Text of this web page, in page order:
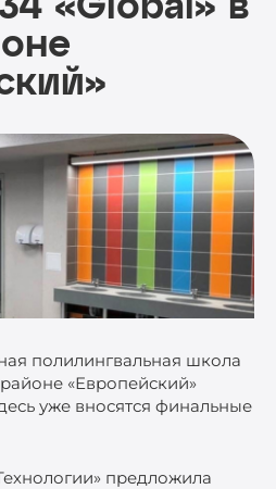
«Global» в
полилингвальная школа
«Европейский»
уже вносятся финальные
предложила